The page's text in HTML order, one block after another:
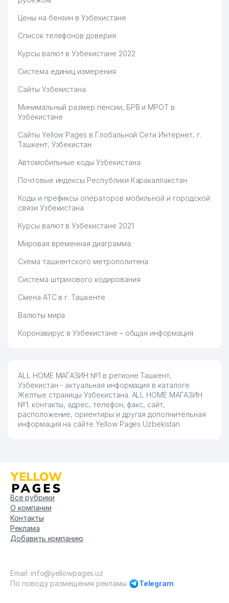
Цены на бензин в Узбекистане
Список телефонов доверия
Курсы валют в Узбекистане 2022
Система единиц измерения
Сайты Узбекистана
Минимальный размер пенсии, БРВ и МРОТ в
Узбекистане
Сайты Yellow Pages в Глобальной Сети Интернет, г.
Ташкент, Узбекистан
Автомобильные коды Узбекистана
Почтовые индексы Республики Каракалпакстан
Коды и префиксы операторов мобильной и городской
связи Узбекистана
Курсы валют в Узбекистане 2021
Мировая временная диаграмма
Схема ташкентского метрополитена
Система штрихового кодирования
Смена АТС в г. Ташкенте
Валюты мира
Коронавирус в Узбекистане – общая информация
ALL HOME МАГАЗИН №1 в регионе Ташкент,
Узбекистан - актуальная информация в каталоге
Желтые страницы Узбекистана. ALL HOME МАГАЗИН
№1: контакты, адрес, телефон, факс, сайт,
расположение, ориентиры и другая дополнительная
информация на сайте Yellow Pages Uzbekistan.
Все рубрики
О компании
Контакты
Реклама
Добавить компанию
Email: info@yellowpages.uz
По поводу размещения рекламы
Telegram